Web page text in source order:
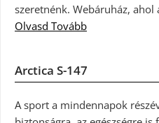
szeretnénk. Webáruház,
Olvasd Tovább
Arctica S-147
A sport a mindennapok